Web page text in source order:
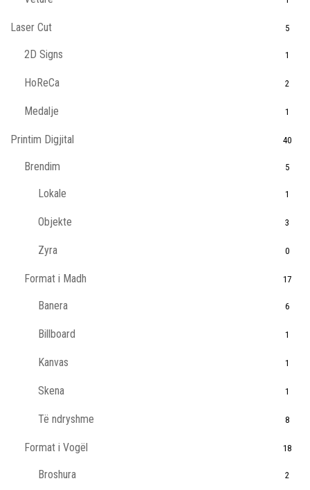
Laser Cut 5
2D Signs 1
HoReCa 2
Medalje 1
Printim Digjital 40
Brendim 5
Lokale 1
Objekte 3
Zyra 0
Format i Madh 17
Banera 6
Billboard 1
Kanvas 1
Skena 1
Të ndryshme 8
Format i Vogël 18
Broshura 2